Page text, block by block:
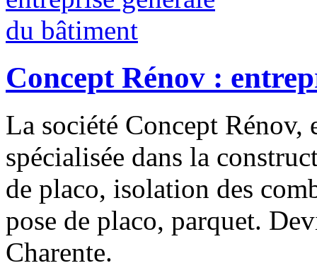
Concept Rénov :
La société Concept Rénov,
spécialisée dans la
de placo, isolation des
pose de placo, parquet.
Charente.